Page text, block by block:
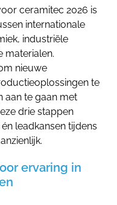
ceramitec 2026 is
internationale
industriële
materialen.
nieuwe
te
aan te gaan met
drie stappen
leadkansen tijdens
ervaring in